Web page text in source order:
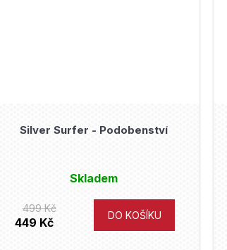
Silver Surfer - Podobenství
Skladem
499 Kč
449 Kč
DO KOŠÍKU